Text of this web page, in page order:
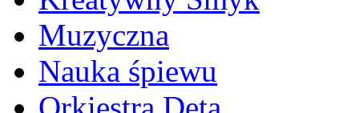
Muzyczna
Nauka śpiewu